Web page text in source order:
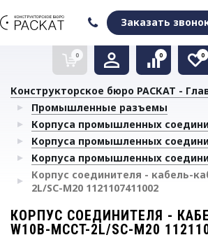
Заказать
0
Очистить список
0
Очистить
0
Конструкторское бюро РАСКАТ -
Промышленные разъемы
Корпуса промышленных
Корпуса промышленных
Корпуса промышленных
Корпус соединителя - кабель-
2L/SC-M20 1121107411002
КОРПУС СОЕДИНИТЕЛЯ -
W10B-MCCT-2L/SC-M20